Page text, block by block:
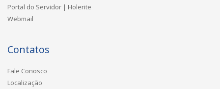
Portal do Servidor | Holerite
Webmail
Contatos
Fale Conosco
Localização